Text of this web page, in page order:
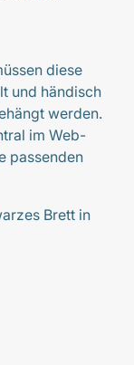
diese
und händisch
werden.
im Web-
passenden
Brett in